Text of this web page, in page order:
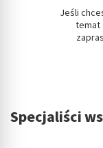
Jeśli
temat
Specjaliści